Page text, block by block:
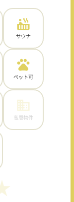
サウナ
ペット可
高層物件